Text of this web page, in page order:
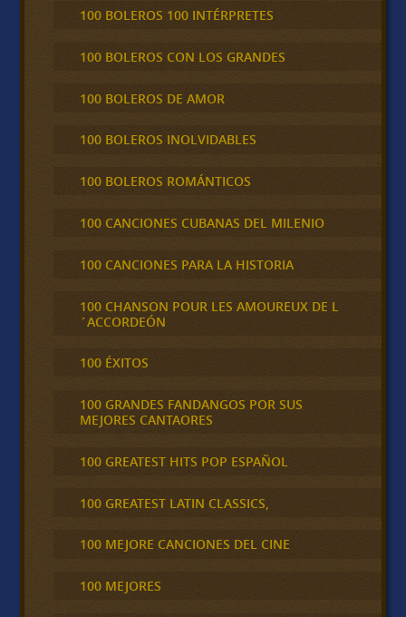
100 BOLEROS 100 INTÉRPRETES
100 BOLEROS CON LOS GRANDES
100 BOLEROS DE AMOR
100 BOLEROS INOLVIDABLES
100 BOLEROS ROMÁNTICOS
100 CANCIONES CUBANAS DEL MILENIO
100 CANCIONES PARA LA HISTORIA
100 CHANSON POUR LES AMOUREUX DE L
´ACCORDEÓN
100 ÉXITOS
100 GRANDES FANDANGOS POR SUS
MEJORES CANTAORES
100 GREATEST HITS POP ESPAÑOL
100 GREATEST LATIN CLASSICS,
100 MEJORE CANCIONES DEL CINE
100 MEJORES